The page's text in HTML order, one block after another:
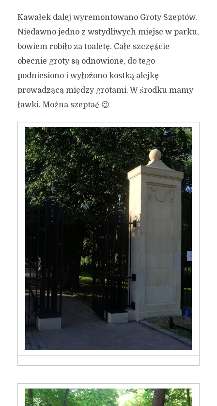
Kawałek dalej wyremontowano Groty Szeptów.
Niedawno jedno z wstydliwych miejsc w parku,
bowiem robiło za toaletę. Całe szczęście
obecnie groty są odnowione, do tego
podniesiono i wyłożono kostką alejkę
prowadzącą między grotami. W środku mamy
ławki. Można szeptać 😉